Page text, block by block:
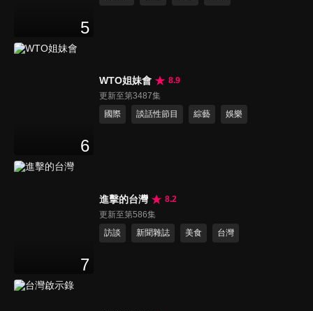
5
6
WTO姐妹會
8.9
更新至第3487集
國際
談話性節目 綜藝 娛樂
7
進擊的台灣
8.2
更新至第586集
訪談
新聞雜誌 美食 台灣